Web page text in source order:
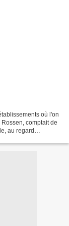
où l'on
comptait de
au regard